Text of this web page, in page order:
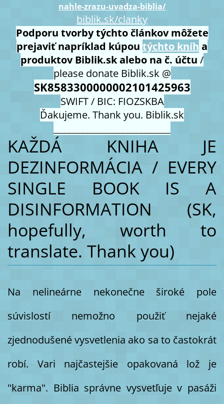
nahle-zrazu-uvadza-biblia/
biblik.sk/clanky
Podporu tvorby týchto článkov môžete
prejaviť napríklad kúpou týchto kníh a
produktov Biblik.sk alebo na č. účtu /
please donate Biblik.sk @
SK8583300000002101425963
SWIFT / BIC: FIOZSKBA
Ďakujeme. Thank you. Biblik.sk
KAŽDÁ KNIHA JE
DEZINFORMÁCIA / EVERY
SINGLE BOOK IS A
DISINFORMATION (SK,
hopefully, worth to
translate. Thank you)
Na nelineárne nekonečne široké pole
súvislostí nemožno použiť nejaké
zjednodušené vysvetlenia ako sa to častokrát
robí. Vari najčastejšie opakovaná lož je
"karma". Biblia správne vysvetľuje v pasáži